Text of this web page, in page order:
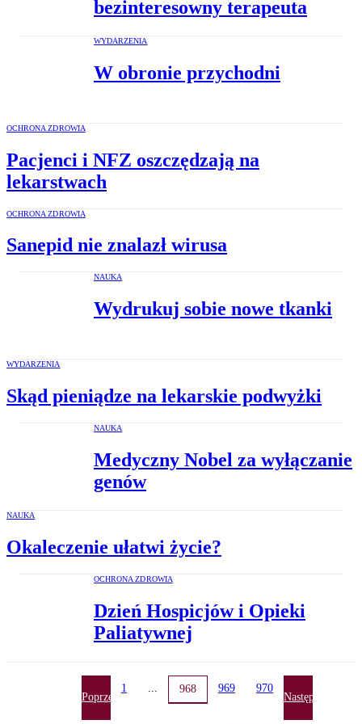
bezinteresowny terapeuta
WYDARZENIA
W obronie przychodni
OCHRONA ZDROWIA
Pacjenci i NFZ oszczędzają na
lekarstwach
OCHRONA ZDROWIA
Sanepid nie znalazł wirusa
NAUKA
Wydrukuj sobie nowe tkanki
WYDARZENIA
Skąd pieniądze na lekarskie podwyżki
NAUKA
Medyczny Nobel za wyłączanie
genów
NAUKA
Okaleczenie ułatwi życie?
OCHRONA ZDROWIA
Dzień Hospicjów i Opieki
Paliatywnej
Poprzednia
1 968 969 970
Następna